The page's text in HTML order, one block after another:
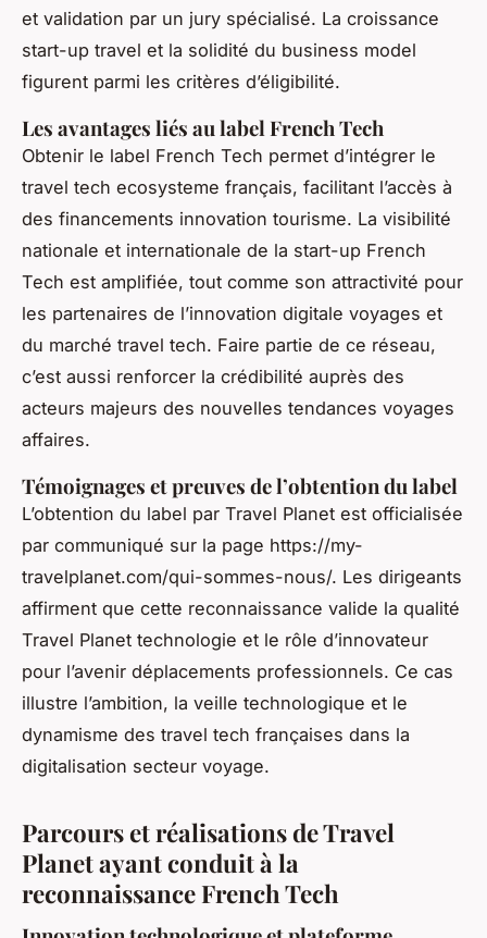
et validation par un jury spécialisé. La croissance
start-up travel et la solidité du business model
figurent parmi les critères d’éligibilité.
Les avantages liés au label French Tech
Obtenir le label French Tech permet d’intégrer le
travel tech ecosysteme français, facilitant l’accès à
des financements innovation tourisme. La visibilité
nationale et internationale de la start-up French
Tech est amplifiée, tout comme son attractivité pour
les partenaires de l’innovation digitale voyages et
du marché travel tech. Faire partie de ce réseau,
c’est aussi renforcer la crédibilité auprès des
acteurs majeurs des nouvelles tendances voyages
affaires.
Témoignages et preuves de l’obtention du label
L’obtention du label par Travel Planet est officialisée
par communiqué sur la page https://my-
travelplanet.com/qui-sommes-nous/. Les dirigeants
affirment que cette reconnaissance valide la qualité
Travel Planet technologie et le rôle d’innovateur
pour l’avenir déplacements professionnels. Ce cas
illustre l’ambition, la veille technologique et le
dynamisme des travel tech françaises dans la
digitalisation secteur voyage.
Parcours et réalisations de Travel
Planet ayant conduit à la
reconnaissance French Tech